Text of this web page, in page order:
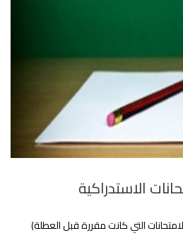
الاستدراكية
التي كانت مقررة قبل العطلة)